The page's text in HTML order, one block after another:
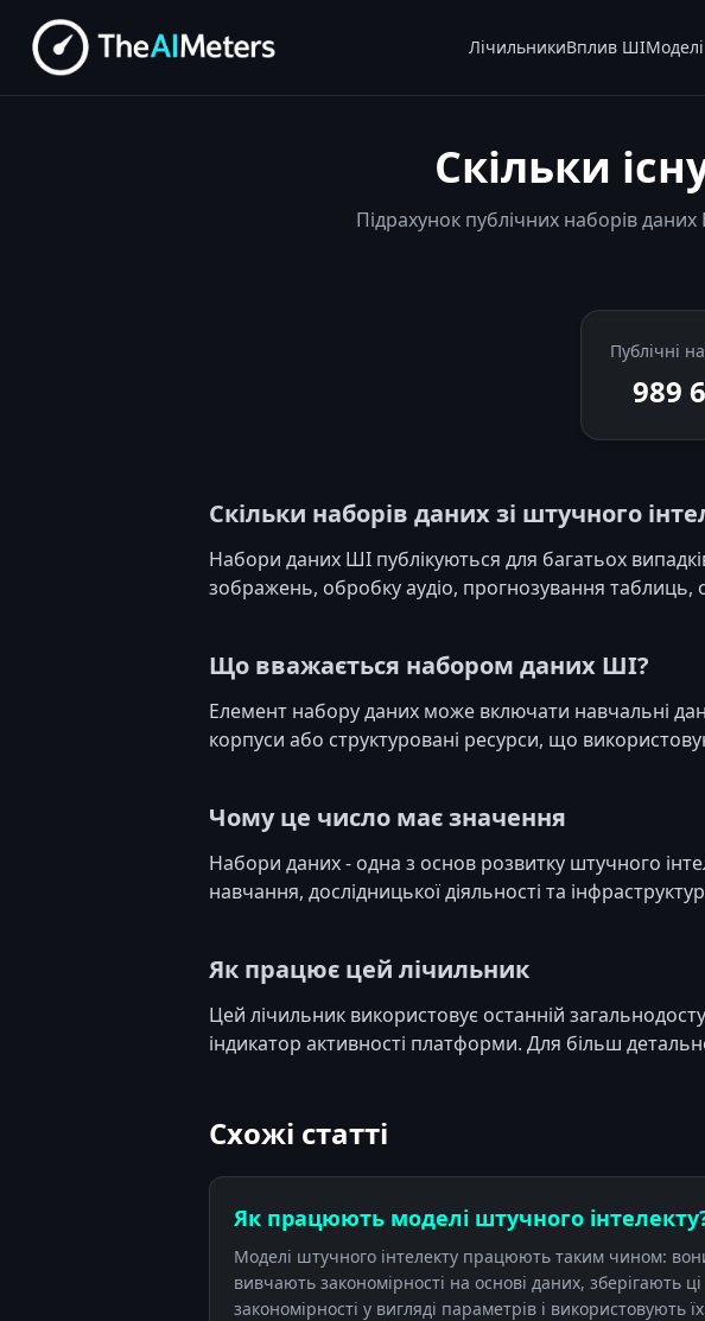
ЛічильникиВплив ШІ
Скільки
Підрахунок публічних наборів
Публічні
989
Скільки наборів даних зі штучного
Набори даних ШІ публікуються для багатьох
зображень, обробку аудіо, прогнозування таблиць,
Що вважається набором даних ШІ?
Елемент набору даних може включати навчальні
корпуси або структуровані ресурси, що
Чому це число має значення
Набори даних - одна з основ розвитку штучного
навчання, дослідницької діяльності та
Як працює цей лічильник
Цей лічильник використовує останній
індикатор активності платформи. Для більш
Схожі статті
Як працюють моделі штучного
Моделі штучного інтелекту працюють таким чином:
вивчають закономірності на основі даних, зберігають ці
закономірності у вигляді параметрів і використовують